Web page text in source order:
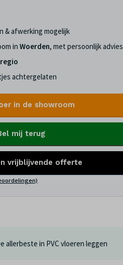
& afwerking mogelijk
inWoerden, met persoonlijk advies
achtergelaten
in de showroom
mij terug
vrijblijvende offerte
allerbeste in PVC vloeren leggen